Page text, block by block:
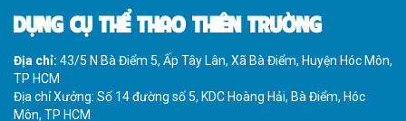
DỤNG CỤ THỂ THAO THIÊN TRƯỜNG
Địa chỉ: 43/5 N Bà Điểm 5, Ấp Tây Lân, Xã Bà Điểm, Huyện Hóc Môn,
TP HCM
Địa chỉ Xưởng: Số 14 đường số 5, KDC Hoàng Hải, Bà Điểm, Hóc
Môn, TP HCM